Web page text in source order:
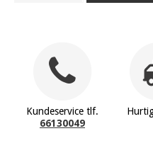
Kundeservice tlf.
66130049